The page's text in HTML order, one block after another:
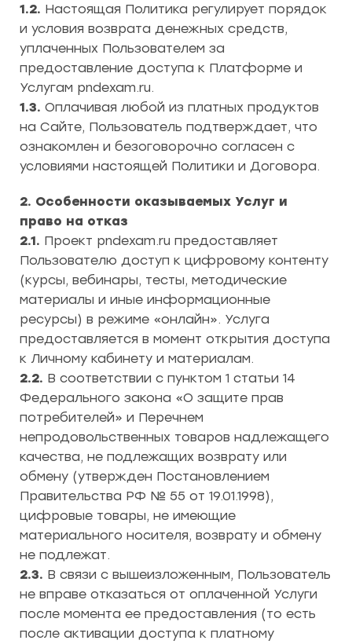
1.2. Настоящая Политика регулирует порядок
и условия возврата денежных средств,
уплаченных Пользователем за
предоставление доступа к Платформе и
Услугам pndexam.ru.
1.3. Оплачивая любой из платных продуктов
на Сайте, Пользователь подтверждает, что
ознакомлен и безоговорочно согласен с
условиями настоящей Политики и Договора.
2. Особенности оказываемых Услуг и
право на отказ
2.1. Проект pndexam.ru предоставляет
Пользователю доступ к цифровому контенту
(курсы, вебинары, тесты, методические
материалы и иные информационные
ресурсы) в режиме «онлайн». Услуга
предоставляется в момент открытия доступа
к Личному кабинету и материалам.
2.2. В соответствии с пунктом 1 статьи 14
Федерального закона «О защите прав
потребителей» и Перечнем
непродовольственных товаров надлежащего
качества, не подлежащих возврату или
обмену (утвержден Постановлением
Правительства РФ № 55 от 19.01.1998),
цифровые товары, не имеющие
материального носителя, возврату и обмену
не подлежат.
2.3. В связи с вышеизложенным, Пользователь
не вправе отказаться от оплаченной Услуги
после момента ее предоставления (то есть
после активации доступа к платному